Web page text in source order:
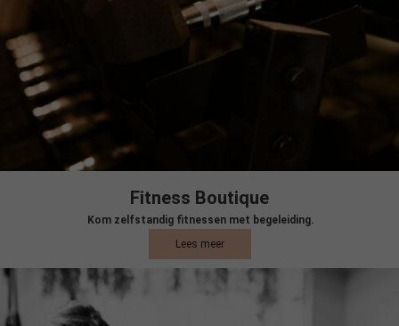
Fitness Boutique
Kom zelfstandig fitnessen met begeleiding.
Lees meer